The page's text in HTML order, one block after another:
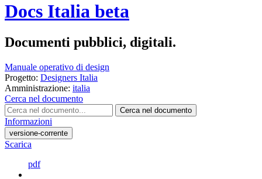
Docs Italia beta
Documenti pubblici, digitali.
Manuale operativo di design
Progetto: Designers Italia
Amministrazione: italia
Cerca nel documento
Cerca nel documento
Informazioni
versione-corrente
Scarica
pdf